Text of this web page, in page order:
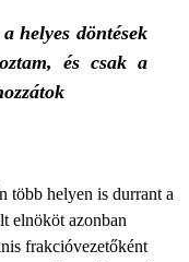
helyes döntések
és csak a
több helyen is durrant a
elnököt azonban
frakcióvezetőként